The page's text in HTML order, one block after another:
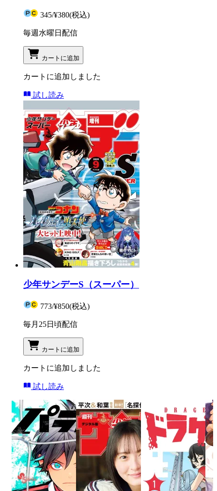
345/¥380(税込)
毎週水曜日配信
カートに追加
カートに追加しました
試し読み
少年サンデーS（スーパー）
773/¥850(税込)
毎月25日頃配信
カートに追加
カートに追加しました
試し読み